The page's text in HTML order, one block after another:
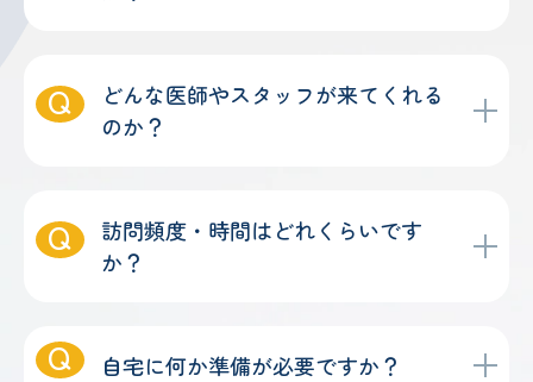
どんな医師やスタッフが来てくれる
のか？
訪問頻度・時間はどれくらいです
か？
自宅に何か準備が必要ですか？